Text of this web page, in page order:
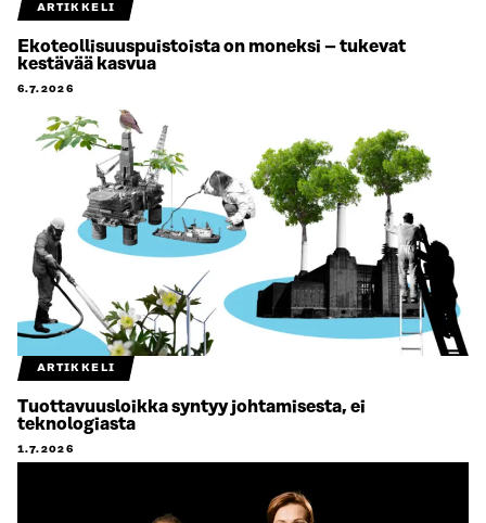
ARTIKKELI
Ekoteollisuuspuistoista on moneksi – tukevat
kestävää kasvua
6.7.2026
ARTIKKELI
Tuottavuusloikka syntyy johtamisesta, ei
teknologiasta
1.7.2026